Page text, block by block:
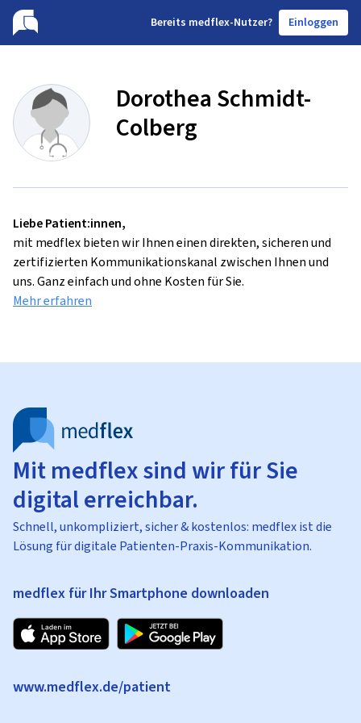
Bereits medflex-Nutzer? Einloggen
Dorothea Schmidt-
Colberg
Liebe Patient:innen,
mit medflex bieten wir Ihnen einen direkten, sicheren und
zertifizierten Kommunikationskanal zwischen Ihnen und
uns. Ganz einfach und ohne Kosten für Sie.
Mehr erfahren
Mit medflex sind wir für Sie
digital erreichbar.
Schnell, unkompliziert, sicher & kostenlos: medflex ist die
Lösung für digitale Patienten-Praxis-Kommunikation.
medflex für Ihr Smartphone downloaden
www.medflex.de/patient